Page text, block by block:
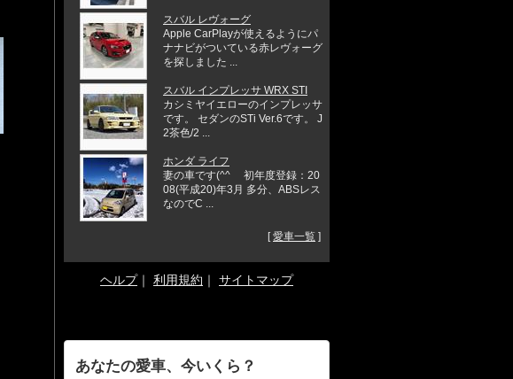
スバル レヴォーグ
Apple CarPlayが使えるようにパ
ナナビがついている赤レヴォーグ
を探しました ...
スバル インプレッサ WRX STI
カシミヤイエローのインプレッサ
です。 セダンのSTi Ver.6です。 J
2茶色/2 ...
ホンダ ライフ
妻の車です(^^ゞ 初年度登録：20
08(平成20)年3月 多分、ABSレス
なのでC ...
[愛車一覧 ]
ヘルプ｜ 利用規約 ｜ サイトマップ
あなたの愛車、今いくら？